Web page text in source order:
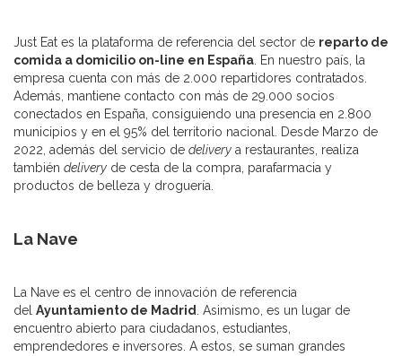
Just Eat es la plataforma de referencia del sector de reparto de
comida a domicilio on-line en España . En nuestro país, la
empresa cuenta con más de 2.000 repartidores contratados.
Además, mantiene contacto con más de 29.000 socios
conectados en España, consiguiendo una presencia en 2.800
municipios y en el 95% del territorio nacional. Desde Marzo de
2022, además del servicio de delivery a restaurantes, realiza
también delivery de cesta de la compra, parafarmacia y
productos de belleza y droguería.
La Nave
La Nave es el centro de innovación de referencia
del Ayuntamiento de Madrid
. Asimismo, es un lugar de
encuentro abierto para ciudadanos, estudiantes,
emprendedores e inversores. A estos, se suman grandes